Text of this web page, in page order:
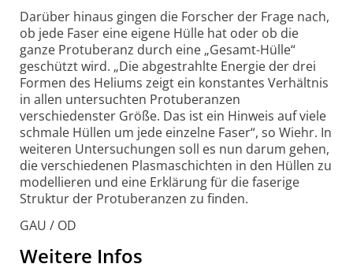
Darüber hinaus gingen die Forscher der Frage nach,
ob jede Faser eine eigene Hülle hat oder ob die
ganze Protuberanz durch eine „Gesamt-Hülle“
geschützt wird. „Die abgestrahlte Energie der drei
Formen des Heliums zeigt ein konstantes Verhältnis
in allen untersuchten Protuberanzen
verschiedenster Größe. Das ist ein Hinweis auf viele
schmale Hüllen um jede einzelne Faser“, so Wiehr. In
weiteren Untersuchungen soll es nun darum gehen,
die verschiedenen Plasmaschichten in den Hüllen zu
modellieren und eine Erklärung für die faserige
Struktur der Protuberanzen zu finden.
GAU / OD
Weitere Infos